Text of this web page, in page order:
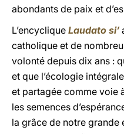
abondants de paix et
L’encyclique Laudato si’
catholique et de
volonté depuis dix ans :
et que l’écologie
et partagée comme voie
les semences
la grâce de notre grande